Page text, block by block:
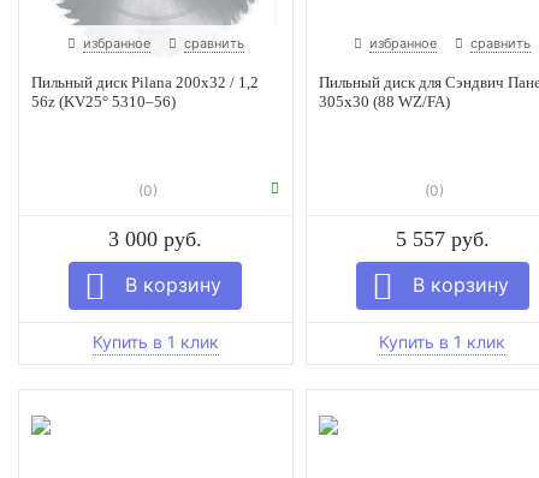
избранное сравнить
Пильный диск Pilana 200х32 / 1,2
56z (KV25° 5310–56)
(0)
3 000 руб.
избранное сравнить
Пильный диск для Сэндвич
305х30 (88 WZ/FA)
(0)
5 557 руб.